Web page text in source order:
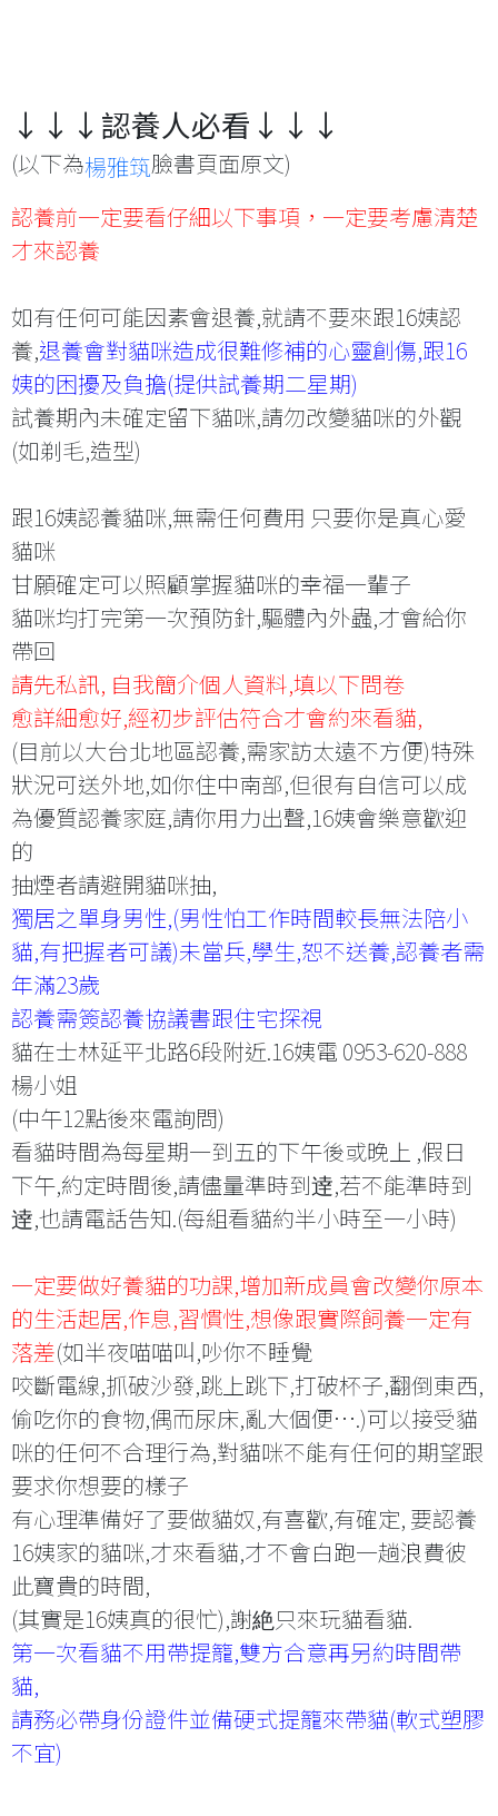
↓↓↓認養人必看↓↓↓
(以下為楊雅筑臉書頁面原文)
認養前一定要看仔細以下事項，一定要考慮清楚
才來認養
如有任何可能因素會退養,就請不要來跟16姨認
養,退養會對貓咪造成很難修補的心靈創傷,跟16
姨的困擾及負擔(提供試養期二星期)
試養期內未確定留下貓咪,請勿改變貓咪的外觀
(如剃毛,造型)
跟16姨認養貓咪,無需任何費用 只要你是真心愛
貓咪
甘願確定可以照顧掌握貓咪的幸福一輩子
貓咪均打完第一次預防針,驅體內外蟲,才會給你
帶回
請先私訊, 自我簡介個人資料,填以下問卷
愈詳細愈好,經初步評估符合才會約來看貓,
(目前以大台北地區認養,需家訪太遠不方便)特殊
狀況可送外地,如你住中南部,但很有自信可以成
為優質認養家庭,請你用力出聲,16姨會樂意歡迎
的
抽煙者請避開貓咪抽,
獨居之單身男性,(男性怕工作時間較長無法陪小
貓,有把握者可議)未當兵,學生,恕不送養,認養者需
年滿23歲
認養需簽認養協議書跟住宅探視
貓在士林延平北路6段附近.16姨電 0953-620-888
楊小姐
(中午12點後來電詢問)
看貓時間為每星期一到五的下午後或晚上 ,假日
下午,約定時間後,請儘量準時到逹,若不能準時到
逹,也請電話告知.(每組看貓約半小時至一小時)
一定要做好養貓的功課,增加新成員會改變你原本
的生活起居,作息,習慣性,想像跟實際飼養一定有
落差(如半夜喵喵叫,吵你不睡覺
咬斷電線,抓破沙發,跳上跳下,打破杯子,翻倒東西,
偷吃你的食物,偶而尿床,亂大個便….)可以接受貓
咪的任何不合理行為,對貓咪不能有任何的期望跟
要求你想要的樣子
有心理準備好了要做貓奴,有喜歡,有確定, 要認養
16姨家的貓咪,才來看貓,才不會白跑一趟浪費彼
此寶貴的時間,
(其實是16姨真的很忙),謝絶只來玩貓看貓.
第一次看貓不用帶提籠,雙方合意再另約時間帶
貓,
請務必帶身份證件並備硬式提籠來帶貓(軟式塑膠
不宜)